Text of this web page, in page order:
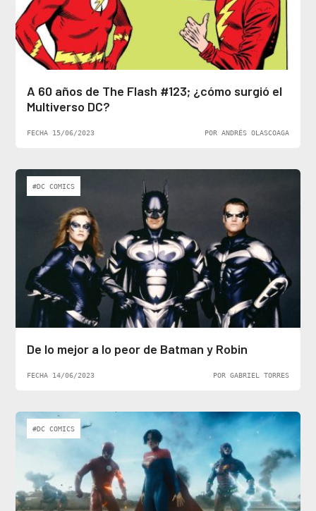
A 60 años de The Flash #123; ¿cómo surgió el
Multiverso DC?
FECHA 15/06/2023 POR ANDRÉS OLASCOAGA
#DC COMICS
De lo mejor a lo peor de Batman y Robin
FECHA 14/06/2023 POR GABRIEL TORRES
#DC COMICS